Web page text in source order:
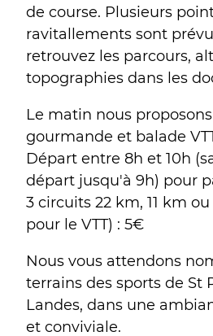
de course. Plusieurs
ravitallements sont
retrouvez les parcours,
topographies dans les
Le matin nous
gourmande et balade
Départ entre 8h et 10h
départ jusqu'à 9h) pour
3 circuits 22 km, 11 km
pour le VTT) : 5€
Nous vous attendons
terrains des sports de St
Landes, dans une
et conviviale.